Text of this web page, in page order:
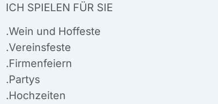
ICH SPIELEN FÜR SIE
.Wein und Hoffeste
.Vereinsfeste
.Firmenfeiern
.Partys
.Hochzeiten